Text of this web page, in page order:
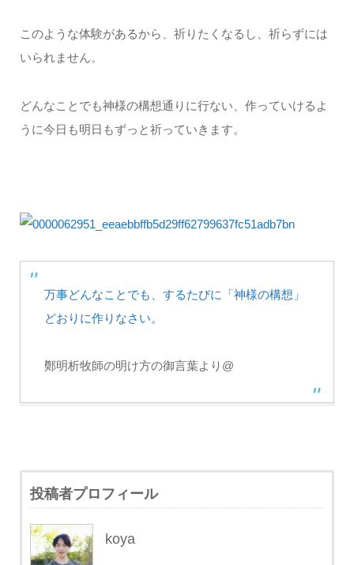
このような体験があるから、祈りたくなるし、祈らずには
いられません。
どんなことでも神様の構想通りに行ない、作っていけるよ
うに今日も明日もずっと祈っていきます。
万事どんなことでも、するたびに「神様の構想」
どおりに作りなさい。
鄭明析牧師の明け方の御言葉より@
投稿者プロフィール
koya